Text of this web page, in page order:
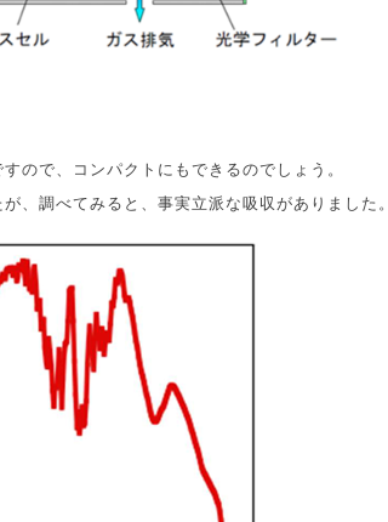
ので、コンパクトにもできるのでしょう。
、調べてみると、事実立派な吸収がありました。